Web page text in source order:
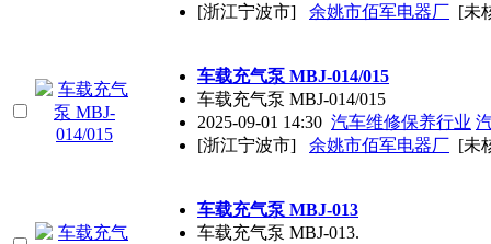
[浙江宁波市]
余姚市佰军电器厂 [未
车载充气泵 MBJ-014/015
车载充气泵 MBJ-014/015
2025-09-01 14:30 汽车维修保养行业
[浙江宁波市]
余姚市佰军电器厂 [未
车载充气泵 MBJ-013
车载充气泵 MBJ-013.